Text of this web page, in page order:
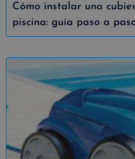
Cómo instalar una
piscina: guía paso a